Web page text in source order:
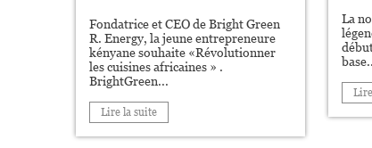
Fondatrice et CEO de Bright Green
R. Energy, la jeune entrepreneure
kényane souhaite «Révolutionner
les cuisines africaines » .
BrightGreen...
Lire la suite
La